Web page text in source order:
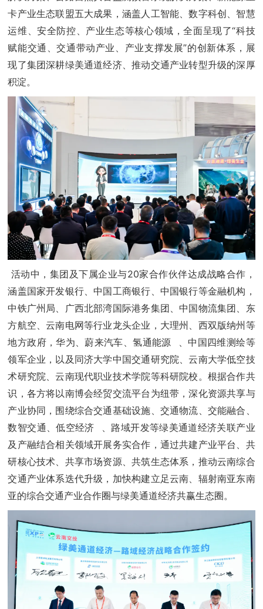
卡产业生态联盟五大成果，涵盖人工智能、数字科创、智慧
运维、安全防控、产业生态等核心领域，全面呈现了“科技
赋能交通、交通带动产业、产业支撑发展”的创新体系，展
现了集团深耕绿美通道经济、推动交通产业转型升级的深厚
积淀。
活动中，集团及下属企业与20家合作伙伴达成战略合作，
涵盖国家开发银行、中国工商银行、中国银行等金融机构，
中铁广州局、广西北部湾国际港务集团、中国物流集团、东
方航空、云南电网等行业龙头企业，大理州、西双版纳州等
地方政府，华为、蔚来汽车、氢通能源
、中国四维测绘等
领军企业，以及同济大学中国交通研究院、云南大学低空技
术研究院、云南现代职业技术学院等科研院校。根据合作共
识，各方将以南博会经贸交流平台为纽带，深化资源共享与
产业协同，围绕综合交通基础设施、交通物流、交能融合、
数智交通、低空经济
、路域开发等绿美通道经济关联产业
及产融结合相关领域开展务实合作，通过共建产业平台、共
研核心技术、共享市场资源、共筑生态体系，推动云南综合
交通产业体系迭代升级，加快构建立足云南、辐射南亚东南
亚的综合交通产业合作圈与绿美通道经济共赢生态圈。